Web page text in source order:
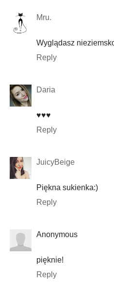
Mru.
Wyglądasz
Reply
Daria
♥♥♥
Reply
JuicyBeige
Piękna sukienka:)
Reply
Anonymous
pięknie!
Reply